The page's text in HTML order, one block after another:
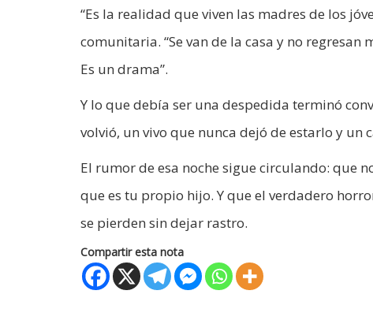
“Es la realidad que viven las madres de los
comunitaria. “Se van de la casa y no regresan
Es un drama”.
Y lo que debía ser una despedida terminó
volvió, un vivo que nunca dejó de estarlo y un
El rumor de esa noche sigue circulando: que
que es tu propio hijo. Y que el verdadero
se pierden sin dejar rastro.
Compartir esta nota